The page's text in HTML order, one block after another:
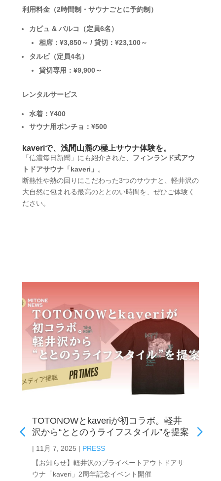
利用料金（2時間制・サウナごとに予約制）
カピュ & バルコ（定員6名）
相席：¥3,850～ / 貸切：¥23,100～
タルビ（定員4名）
貸切専用：¥9,900～
レンタルサービス
水着：¥400
サウナ用ポンチョ：¥500
kaveriで、浅間山麓の極上サウナ体験を。
「信濃毎日新聞」にも紹介された、 フィンランド式アウ
トドアサウナ「kaveri」 。
断熱性や熱の回りにこだわった3つのサウナと、軽井沢の
大自然に包まれる最高のととのい時間を、ぜひご体験く
ださい。
TOTONOWとkaveriが初コラボ。軽井
沢から“ととのうライフスタイル”を提案
| 11月 7, 2025 | PRESS
【お知らせ】軽井沢のプライベートアウトドアサ
ウナ「kaveri」2周年記念イベント開催